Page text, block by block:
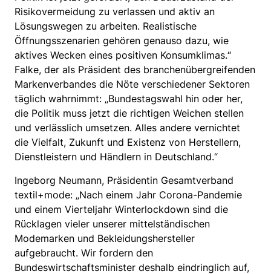
Risikovermeidung zu verlassen und aktiv an
Lösungswegen zu arbeiten. Realistische
Öffnungsszenarien gehören genauso dazu, wie
aktives Wecken eines positiven Konsumklimas.“
Falke, der als Präsident des branchenübergreifenden
Markenverbandes die Nöte verschiedener Sektoren
täglich wahrnimmt: „Bundestagswahl hin oder her,
die Politik muss jetzt die richtigen Weichen stellen
und verlässlich umsetzen. Alles andere vernichtet
die Vielfalt, Zukunft und Existenz von Herstellern,
Dienstleistern und Händlern in Deutschland.“
Ingeborg Neumann, Präsidentin Gesamtverband
textil+mode: „Nach einem Jahr Corona-Pandemie
und einem Vierteljahr Winterlockdown sind die
Rücklagen vieler unserer mittelständischen
Modemarken und Bekleidungshersteller
aufgebraucht. Wir fordern den
Bundeswirtschaftsminister deshalb eindringlich auf,